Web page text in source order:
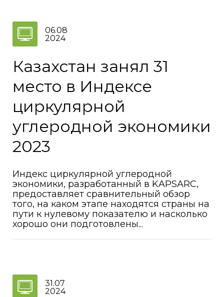
06.08
2024
Казахстан занял 31
место в Индексе
циркулярной
углеродной экономики
2023
Индекс циркулярной углеродной
экономики, разработанный в KAPSARC,
предоставляет сравнительный обзор
того, на каком этапе находятся страны на
пути к нулевому показателю и насколько
хорошо они подготовлены...
31.07
2024